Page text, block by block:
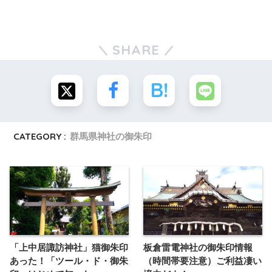
SHARE
CATEGORY : 群馬県神社の御朱印
「上中居諏訪神社」猫御朱印
あった！「ツール・ド・御朱
板倉雷電神社の御朱印情報
（時間帯要注意）ご利益凄い